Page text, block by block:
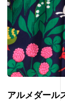
アルメダール